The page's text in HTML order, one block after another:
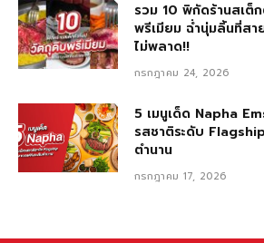
รวม 10 พิกัดร้านสเต็
พรีเมียม ฉ่ำนุ่มลิ้นที่ส
ไม่พลาด!!
กรกฎาคม 24, 2026
5 เมนูเด็ด Napha
รสชาติระดับ
ตำนาน
กรกฎาคม 17, 2026